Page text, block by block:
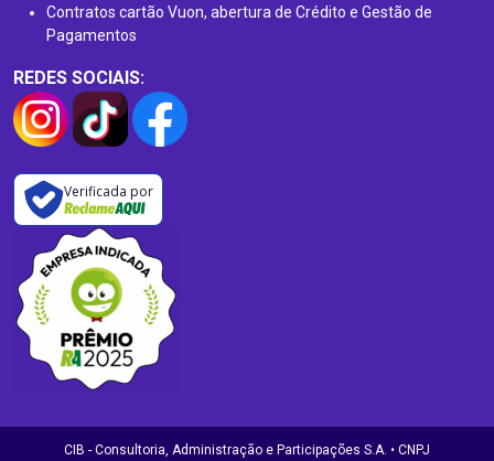
Contratos cartão Vuon, abertura de Crédito e Gestão de
Pagamentos
REDES SOCIAIS:
Verificada por
CIB - Consultoria, Administração e Participações S.A. • CNPJ